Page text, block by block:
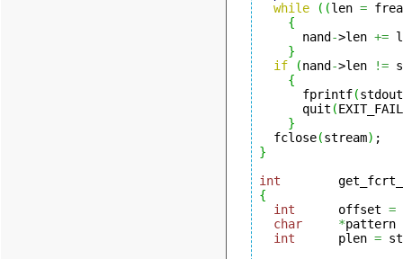
while
( (len =
{
nand ->len +=
}
if
(nand ->len !=
{
fprintf(
quit (
}
fclose(stream)
}
int
{
int offset =
char
*pattern
int plen =